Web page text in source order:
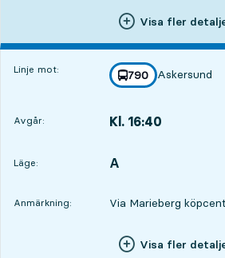
3
3
Visa fler
Linje mot: linje
790
mot
Askersund
,
Avgår: Kl. 16:40
Läge:
LÄGE, A
,
Anmärkning: Via Marieberg
Visa fler